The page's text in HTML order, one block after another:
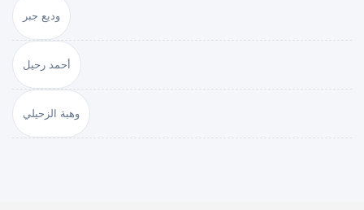
وديع جبر
أحمد رحيل
وهبة الزحيلي